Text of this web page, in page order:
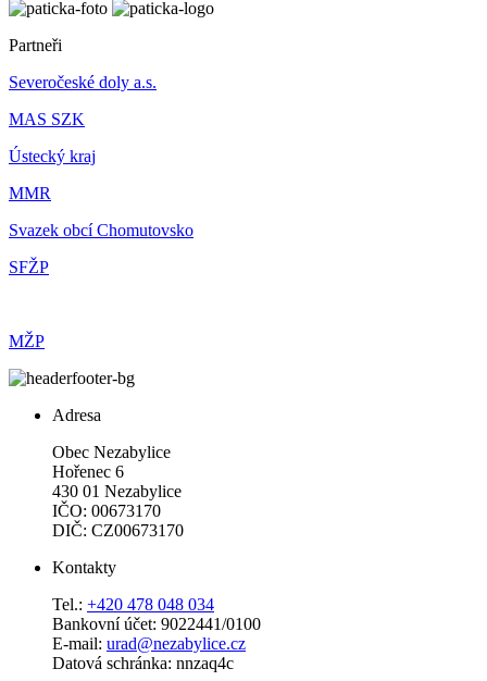
Partneři
Severočeské doly a.s.
MAS SZK
Ústecký kraj
MMR
Svazek obcí Chomutovsko
SFŽP
MŽP
Adresa
Obec Nezabylice
Hořenec 6
430 01 Nezabylice
IČO: 00673170
DIČ: CZ00673170
Kontakty
Tel.: +420 478 048 034
Bankovní účet: 9022441/0100
E-mail: urad@nezabylice.cz
Datová schránka: nnzaq4c